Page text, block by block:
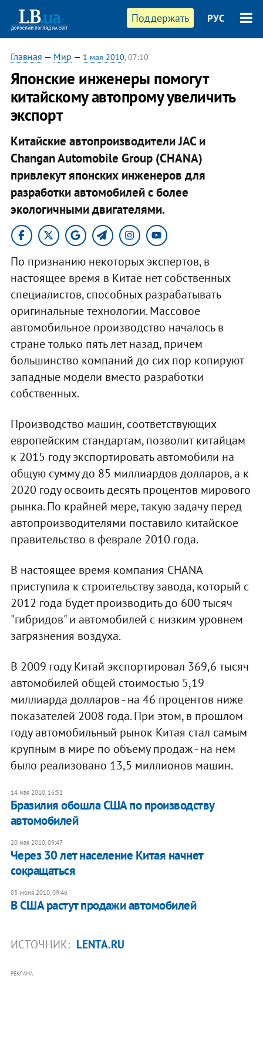
Поддержать РУС
Главная — Мир — 1 мая 2010, 07:10
Японские инженеры помогут
китайскому автопрому увеличить
экспорт
Китайские автопроизводители JAC и
Changan Automobile Group (CHANA)
привлекут японских инженеров для
разработки автомобилей с более
экологичными двигателями.
По признанию некоторых экспертов, в
настоящее время в Китае нет собственных
специалистов, способных разрабатывать
оригинальные технологии. Массовое
автомобильное производство началось в
стране только пять лет назад, причем
большинство компаний до сих пор копируют
западные модели вместо разработки
собственных.
Производство машин, соответствующих
европейским стандартам, позволит китайцам
к 2015 году экспортировать автомобили на
общую сумму до 85 миллиардов долларов, а к
2020 году освоить десять процентов мирового
рынка. По крайней мере, такую задачу перед
автопроизводителями поставило китайское
правительство в феврале 2010 года.
В настоящее время компания CHANA
приступила к строительству завода, который с
2012 года будет производить до 600 тысяч
"гибридов" и автомобилей с низким уровнем
загрязнения воздуха.
В 2009 году Китай экспортировал 369,6 тысяч
автомобилей общей стоимостью 5,19
миллиарда долларов - на 46 процентов ниже
показателей 2008 года. При этом, в прошлом
году автомобильный рынок Китая стал самым
крупным в мире по объему продаж - на нем
было реализовано 13,5 миллионов машин.
14 мая 2010, 16:51
Бразилия обошла США по производству
автомобилей
20 мая 2010, 09:47
Через 30 лет население Китая начнет
сокращаться
03 июня 2010, 09:46
В США растут продажи автомобилей
ИСТОЧНИК: LENTA.RU
РЕКЛАМА